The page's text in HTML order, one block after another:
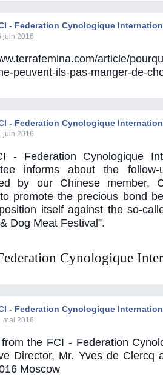
- Federation Cynologique
juin 2016
article/
peuvent-ils-pas-manger-de-
- Federation Cynologique
juin 2016
- Federation Cynologique
informs about the
by our Chinese member,
promote the precious bond
itself against the so-
Dog Meat Festival”.
Cynologique
- Federation Cynologique
mai 2016
the FCI - Federation
Director, Mr. Yves de Clercq
Moscow